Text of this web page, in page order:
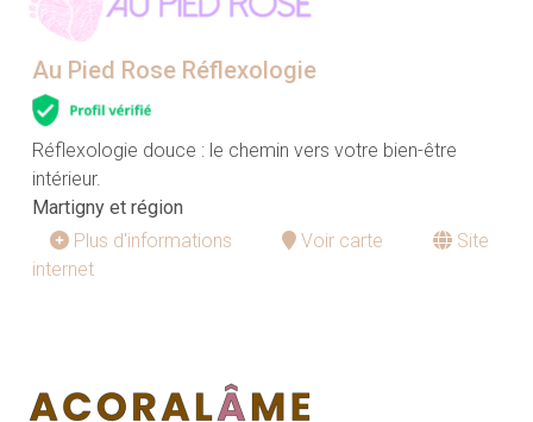
Au Pied Rose Réflexologie
Réflexologie douce : le chemin vers votre bien-être
intérieur.
Martigny et région
Plus d'informations
Voir carte
Site
internet